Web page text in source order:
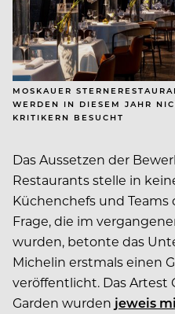
MOSKAUER
WERDEN IN DIESEM JAHR
KRITIKERN BESUCHT
Das Aussetzen der
Restaurants stelle in
Küchenchefs und Teams
Frage, die im
wurden, betonte das
Michelin erstmals einen
veröffentlicht. Das Artest
Garden wurden jeweis